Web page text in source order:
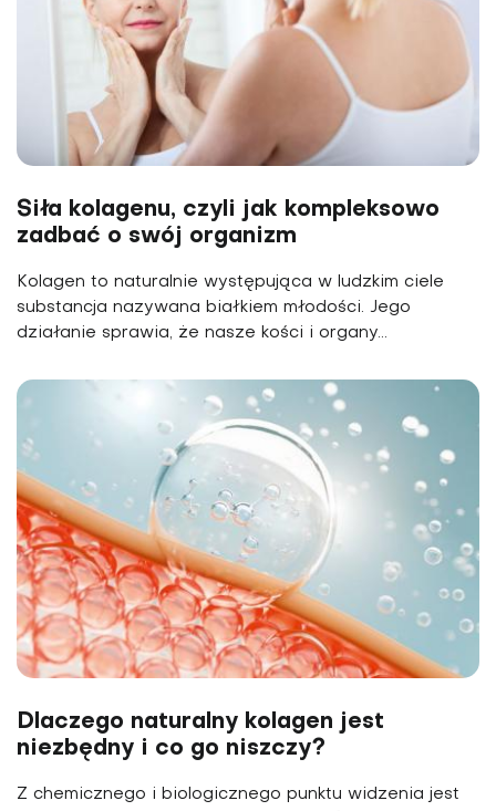
Siła kolagenu, czyli jak kompleksowo
zadbać o swój organizm
Kolagen to naturalnie występująca w ludzkim ciele
substancja nazywana białkiem młodości. Jego
działanie sprawia, że nasze kości i organy...
Dlaczego naturalny kolagen jest
niezbędny i co go niszczy?
Z chemicznego i biologicznego punktu widzenia jest